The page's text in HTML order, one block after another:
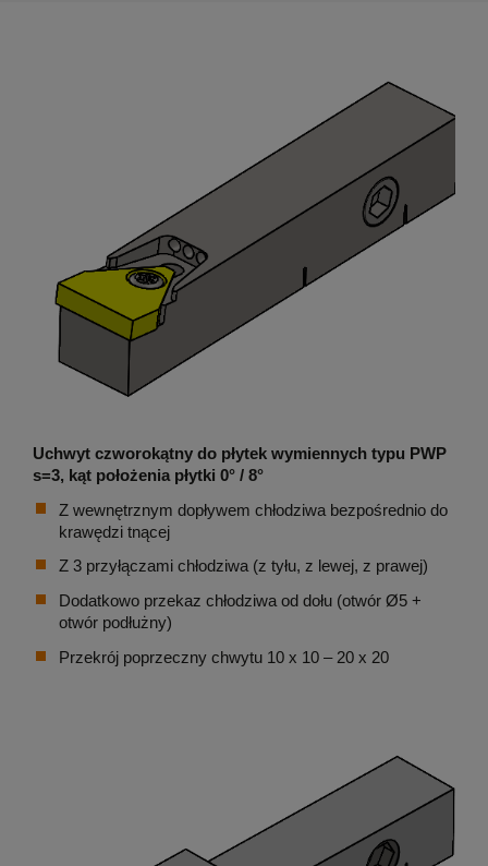
Uchwyt czworokątny do płytek wymiennych typu PWP
s=3, kąt położenia płytki 0° / 8°
Z wewnętrznym dopływem chłodziwa bezpośrednio do
krawędzi tnącej
Z 3 przyłączami chłodziwa (z tyłu, z lewej, z prawej)
Dodatkowo przekaz chłodziwa od dołu (otwór Ø5 +
otwór podłużny)
Przekrój poprzeczny chwytu 10 x 10 – 20 x 20